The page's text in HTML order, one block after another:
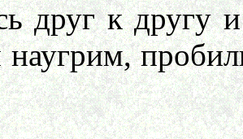
друг к другу